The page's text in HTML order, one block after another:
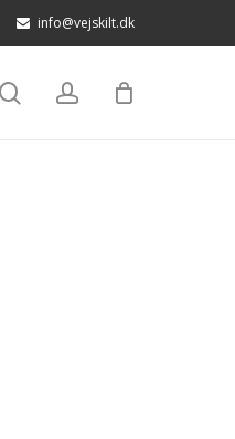
info@vejskilt.dk
searchaccount